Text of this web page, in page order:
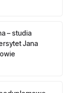
– studia
Jana